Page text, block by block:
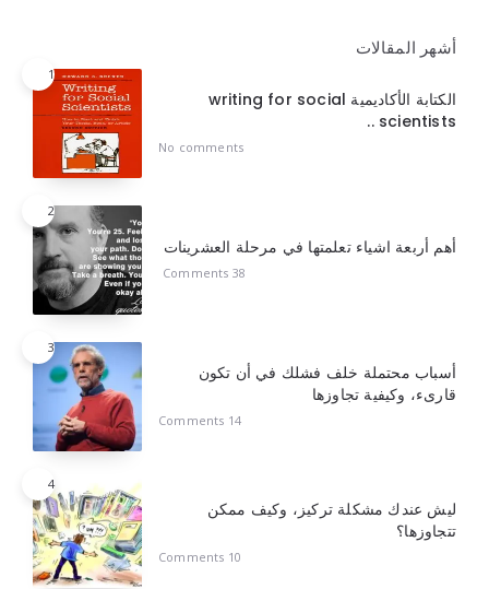
أشهر المقالات
1
الكتابة الأكاديمية writing for social
scientists ..
No comments
2
أهم أربعة اشياء تعلمتها في مرحلة العشرينات
38 Comments
3
أسباب محتملة خلف فشلك في أن تكون
قارىء، وكيفية تجاوزها
14 Comments
4
ليش عندك مشكلة تركيز، وكيف ممكن
تتجاوزها؟
10 Comments